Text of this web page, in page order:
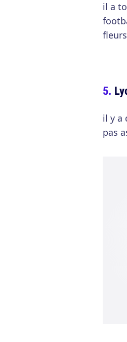
il a
il y a
pas